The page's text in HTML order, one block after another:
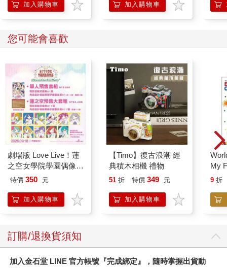
加入購物車 加入購物車
您可能會喜歡
劇場版 Love Live！蓮
之空女學院學園偶像俱
樂部 Bloom Garden
特價 350 元
加入購物車
【Timo】復古浪潮 經
典積木相機 禮物
51 折 特價 349 元
加入購物車
My
9 折
訂購/退換貨須知
加入金石堂 LINE 官方帳號『完成綁定』，隨時掌握出貨動